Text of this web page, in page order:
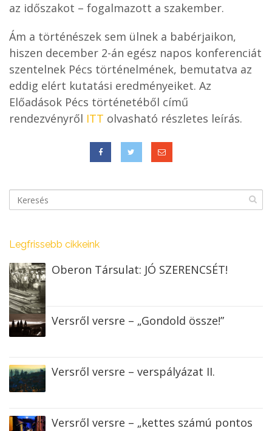
az időszakot – fogalmazott a szakember.
Ám a történészek sem ülnek a babérjaikon,
hiszen december 2-án egész napos konferenciát
szentelnek Pécs történelmének, bemutatva az
eddig elért kutatási eredményeiket. Az
Előadások Pécs történetéből című
rendezvényről ITT olvasható részletes leírás.
Legfrissebb cikkeink
Oberon Társulat: JÓ SZERENCSÉT!
Versről versre – „Gondold össze!”
Versről versre – verspályázat II.
Versről versre – „kettes számú pontos